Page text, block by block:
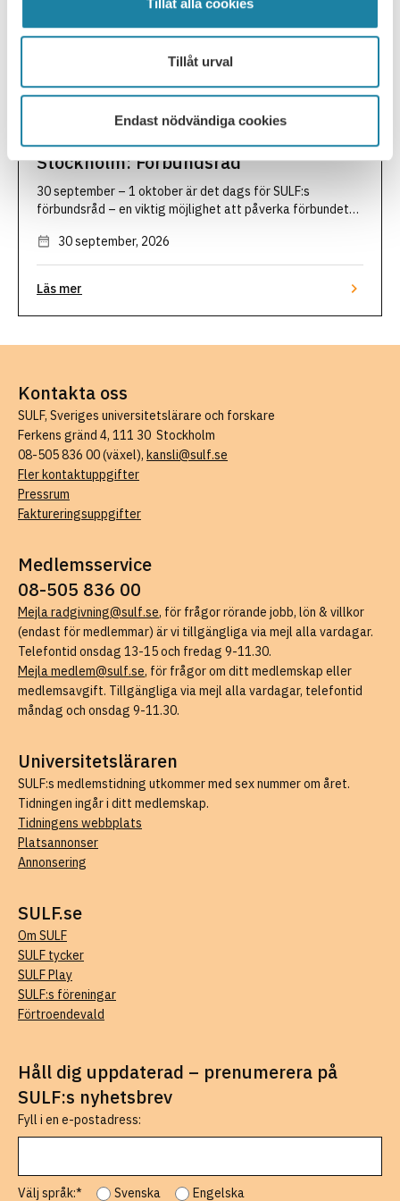
Tillåt urval
Endast nödvändiga cookies
Läs mer
30
Förbundsråd
Stockholm: Förbundsråd
30 september – 1 oktober är det dags för SULF:s
förbundsråd – en viktig möjlighet att påverka förbundets
Förbundsrådet är ett demokratiskt möte som hålls de år
SULF inte har …
30 september, 2026
Läs mer
Kontakta oss
SULF, Sveriges universitetslärare och forskare
Ferkens gränd 4, 111 30 Stockholm
08-505 836 00 (växel), kansli@sulf.se
Fler kontaktuppgifter
Pressrum
Faktureringsuppgifter
Medlemsservice
08-505 836 00
Mejla radgivning@sulf.se, för frågor rörande jobb, lön & villkor
(endast för medlemmar) är vi tillgängliga via mejl alla vardagar.
Telefontid onsdag 13-15 och fredag 9-11.30.
Mejla medlem@sulf.se, för frågor om ditt medlemskap eller
medlemsavgift. Tillgängliga via mejl alla vardagar, telefontid
måndag och onsdag 9-11.30.
Universitetsläraren
SULF:s medlemstidning utkommer med sex nummer om året.
Tidningen ingår i ditt medlemskap.
Tidningens webbplats
Platsannonser
Annonsering
SULF.se
Om SULF
SULF tycker
SULF Play
SULF:s föreningar
Förtroendevald
Håll dig uppdaterad – prenumerera på
SULF:s nyhetsbrev
Fyll i en e-postadress:
Välj språk:* Svenska Engelska